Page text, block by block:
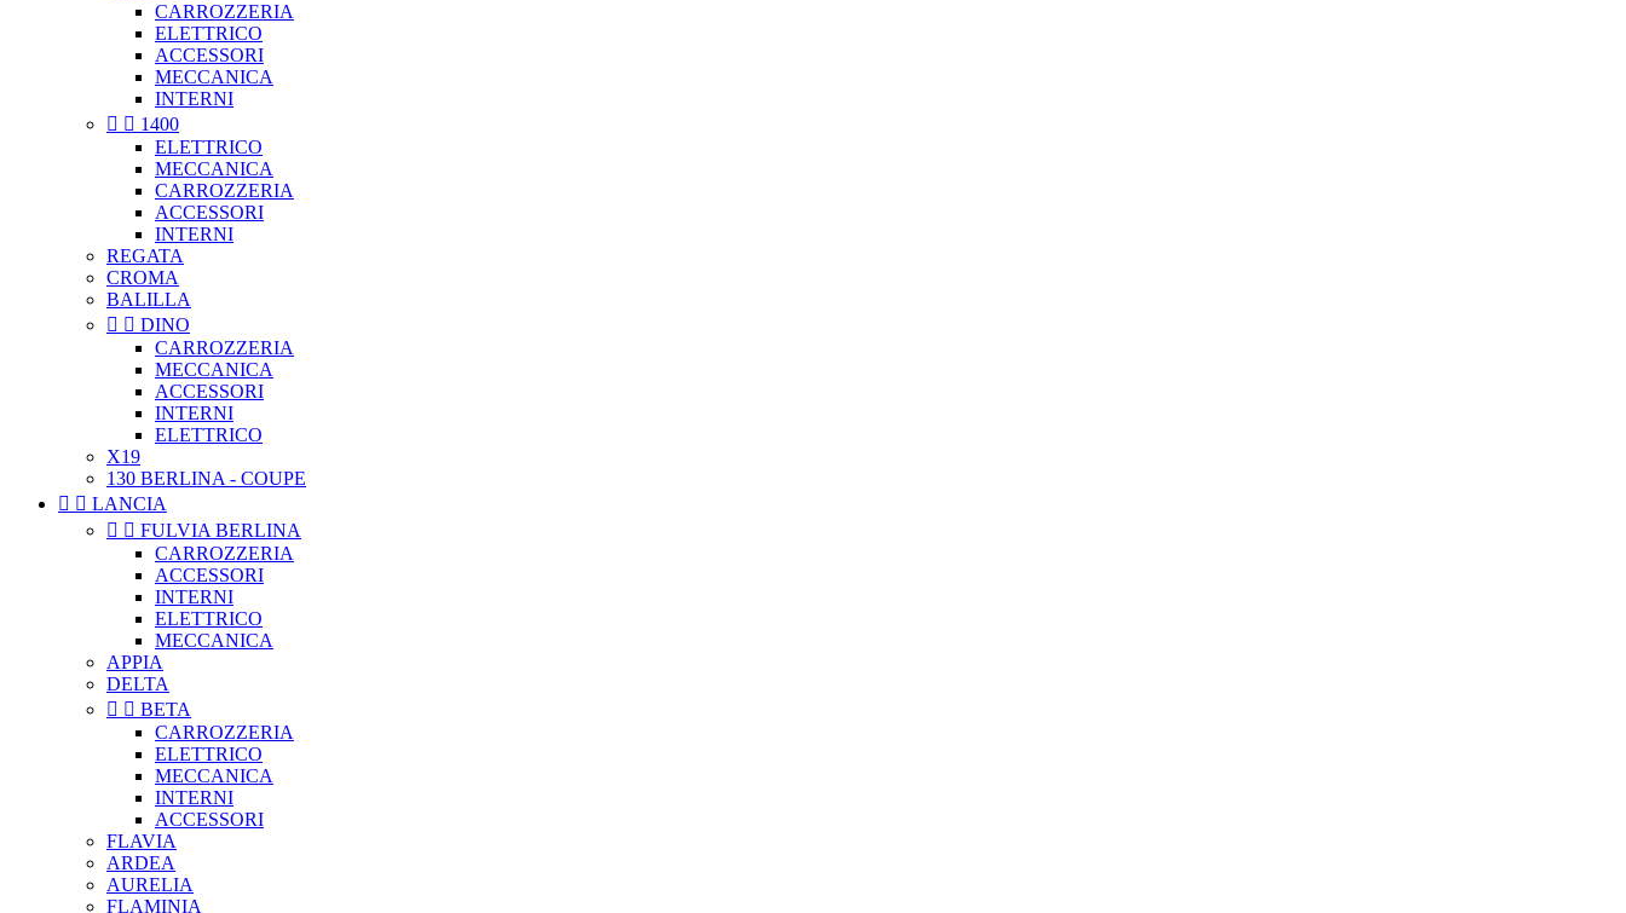
CARROZZERIA
ELETTRICO
ACCESSORI
MECCANICA
INTERNI
  1400
ELETTRICO
MECCANICA
CARROZZERIA
ACCESSORI
INTERNI
REGATA
CROMA
BALILLA
  DINO
CARROZZERIA
MECCANICA
ACCESSORI
INTERNI
ELETTRICO
X19
130 BERLINA - COUPE
  LANCIA
  FULVIA BERLINA
CARROZZERIA
ACCESSORI
INTERNI
ELETTRICO
MECCANICA
APPIA
DELTA
  BETA
CARROZZERIA
ELETTRICO
MECCANICA
INTERNI
ACCESSORI
FLAVIA
ARDEA
AURELIA
FLAMINIA